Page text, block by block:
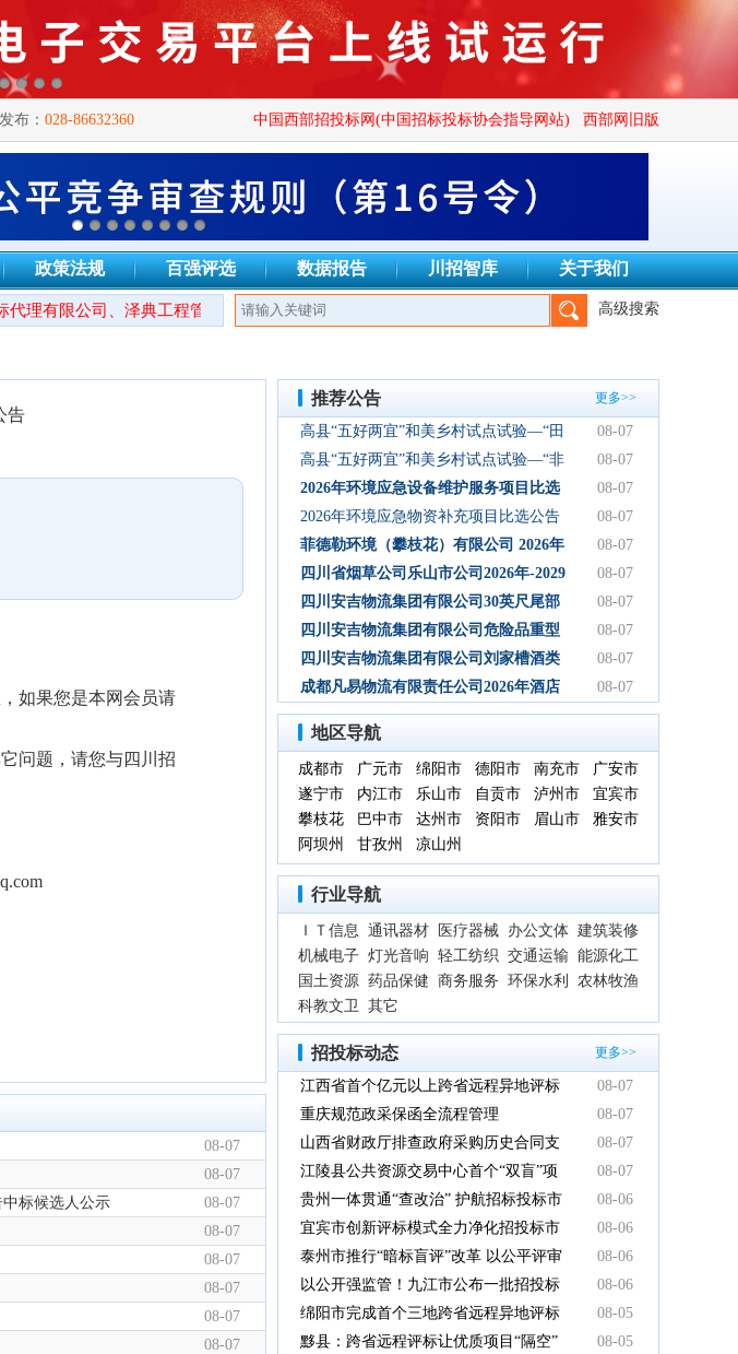
布： 028-86632360 中国西部招投标网(中国招标投标协会指导网站) 西部网旧版
政策法规 百强评选 数据报告 川招智库 关于我们
有限公司、泽典工程管理有限公司、四川秦镜招标代理有限公司、成都万安建设项目管理有限公
高级搜索
告
如果您是本网会员请
问题，请您与四川招
08-07
08-07
标候选人公示
08-07
08-07
08-07
08-07
08-07
08-07
推荐公告 更多>>
高县“五好两宜”和美乡村试点试验—“田
园逸趣•农耕研学”农文旅融合新场景项
目初步设计服务结果公告
08-07
高县“五好两宜”和美乡村试点试验—“非
遗传承·研学体验”文化产业园建设项目
初步设计服务结果公告
08-07
2026年环境应急设备维护服务项目比选
公告
08-07
2026年环境应急物资补充项目比选公告
08-07
菲德勒环境（攀枝花）有限公司 2026年
第三季度第二次碳酸钠 招标公告（第二
次）
08-07
四川省烟草公司乐山市公司2026年-2029
年乐山物流中心卷烟装卸分拣服务中标
候选人公示
08-07
四川安吉物流集团有限公司30英尺尾部
自卸式集装箱采购项目成交候选人公示
08-07
四川安吉物流集团有限公司危险品重型
罐式半挂车项目成交候选人公示
08-07
四川安吉物流集团有限公司刘家槽酒类
绿色智慧物流园职业病危害预评价服务
（二次）成交候选人公示
08-07
成都凡易物流有限责任公司2026年酒店
空调采购及安装项目（第三次）评审结
果公示
08-07
地区导航
成都市 广元市 绵阳市 德阳市 南充市
广安市
遂宁市
内江市 乐山市 自贡市 泸州市
宜宾市
攀枝花
巴中市 达州市 资阳市 眉山市
雅安市
阿坝州
甘孜州 凉山州
行业导航
ＩＴ信息 通讯器材 医疗器械 办公文体 建筑装修
机械电子 灯光音响 轻工纺织 交通运输 能源化工
国土资源 药品保健 商务服务 环保水利
农林牧渔
科教文卫 其它
招投标动态 更多>>
江西省首个亿元以上跨省远程异地评标
项目在鹰潭市完成
08-07
重庆规范政采保函全流程管理
08-07
山西省财政厅排查政府采购历史合同支
付情况
08-07
江陵县公共资源交易中心首个“双盲”项
目顺利完成
08-07
贵州一体贯通“查改治” 护航招标投标市
场规范健康发展
08-06
宜宾市创新评标模式全力净化招投标市
场环境
08-06
泰州市推行“暗标盲评”改革 以公平评审
推动政府采购提质增效
08-06
以公开强监管！九江市公布一批招投标
领域系统整治典型案例
08-06
绵阳市完成首个三地跨省远程异地评标
项目
08-05
黟县：跨省远程评标让优质项目“隔空”
08-05